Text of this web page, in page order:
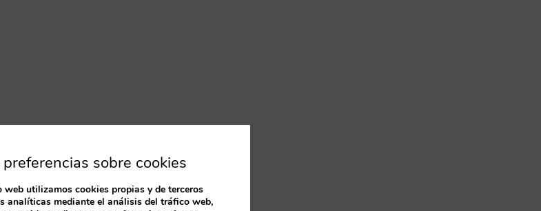
sobre cookies
web utilizamos cookies propias y de terceros
analíticas mediante el análisis del tráfico web,